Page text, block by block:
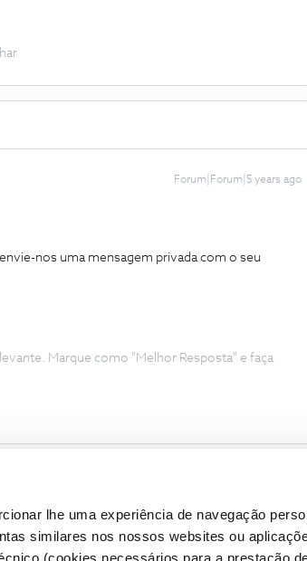
lhe uma experiência de navegação
similares nos nossos websites ou
Forum|Forum|5 years ago
nos uma mensagem privada com o seu
Marque como "Melhor Resposta" e faça